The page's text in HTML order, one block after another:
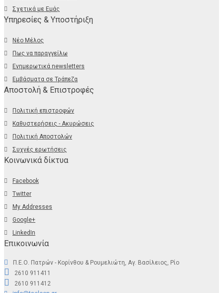
Σχετικά με Εμάς
Υπηρεσίες & Υποστήριξη
Νέο Μέλος
Πως να παραγγείλω
Ενημερωτικά newsletters
Εμβάσματα σε Τράπεζα
Αποστολή & Επιστροφές
Πολιτική επιστροφών
Καθυστερήσεις - Ακυρώσεις
Πολιτική Αποστολών
Συχνές ερωτήσεις
Κοινωνικά δίκτυα
Facebook
Twitter
My Addresses
Google+
LinkedIn
Επικοινωνία
Π.Ε.Ο. Πατρών - Κορίνθου & Ρουμελιώτη, Αγ. Βασίλειος, Ρίο
2610 911411
2610 911412